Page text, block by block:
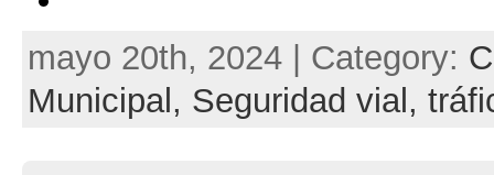
mayo 20th, 2024 | Category:
Municipal, Seguridad vial,